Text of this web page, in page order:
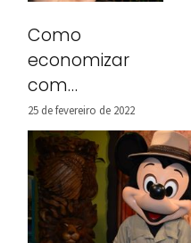
Como
economizar
com
alimentação
na Disney
25 de fevereiro de 2022